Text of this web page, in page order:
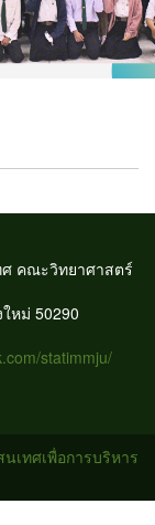
คณะวิทยาศาสตร์
หม่ 50290
statimmju/
เทศเพื่อการบริหาร